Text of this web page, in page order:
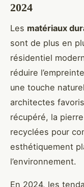
2024
Les matériaux
sont de plus en
résidentiel
réduire
une touche
architectes
récupéré, la
recyclées pour
esthétiquement
l’environnement.
En 2024, les